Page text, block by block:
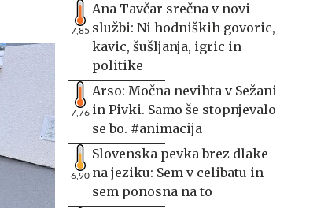
7,85
Ana Tavčar srečna v novi
službi: Ni hodniških govoric,
kavic, šušljanja, igric in
politike
7,76
Arso: Močna nevihta v Sežani
in Pivki. Samo še stopnjevalo
se bo. #animacija
6,90
Slovenska pevka brez dlake
na jeziku: Sem v celibatu in
sem ponosna na to